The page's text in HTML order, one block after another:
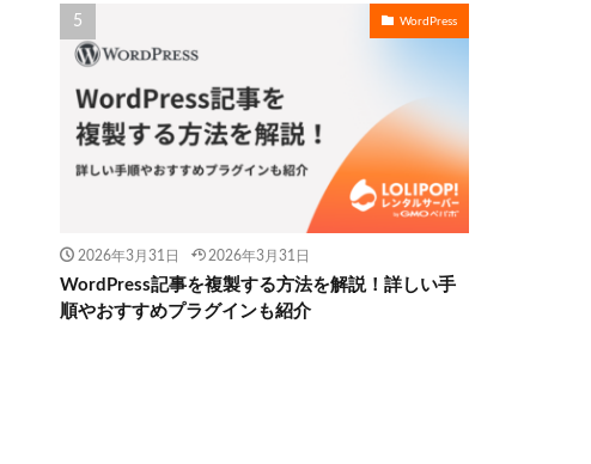
WordPress
2026年3月31日 2026年3月31日
WordPress記事を複製する方法を解説！詳しい手
順やおすすめプラグインも紹介